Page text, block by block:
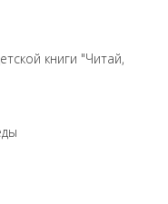
книги "Читай,